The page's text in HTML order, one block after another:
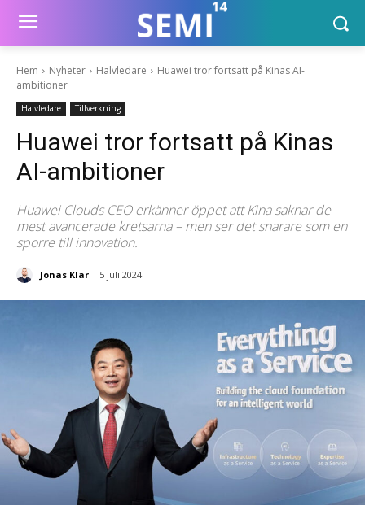
Hem Nyheter Halvledare
Huawei tror fortsatt på Kinas AI-
ambitioner
Halvledare Tillverkning
Huawei tror fortsatt på Kinas
AI-ambitioner
Huawei Clouds CEO erkänner öppet att Kina saknar de
mest avancerade kretsarna – men ser det snarare som en
sporre till innovation.
Jonas Klar 5 juli 2024